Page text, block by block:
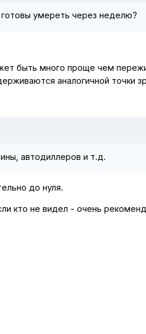
умереть через неделю?
быть много проще чем
аналогичной точки
автодиллеров и т.д.
до нуля.
кто не видел - очень